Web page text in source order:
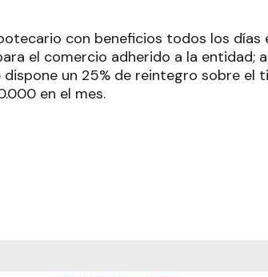
con beneficios todos los días
el comercio adherido a la entidad;
un 25% de reintegro sobre el
en el mes.